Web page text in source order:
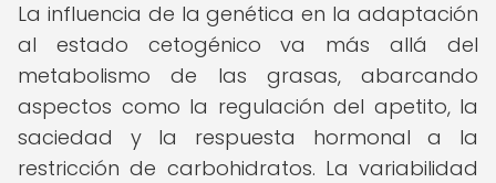
La influencia de la genética en la adaptación
al estado cetogénico va más allá del
metabolismo de las grasas, abarcando
aspectos como la regulación del apetito, la
saciedad y la respuesta hormonal a la
restricción de carbohidratos. La variabilidad